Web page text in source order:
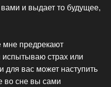
и выдает то будущее,
мне предрекают
страх или
для вас может наступить
во сне вы сами